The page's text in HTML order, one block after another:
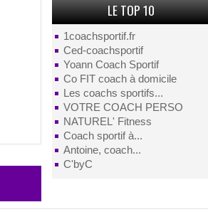
LE TOP 10
1coachsportif.fr
Ced-coachsportif
Yoann Coach Sportif
Co FIT coach à domicile
Les coachs sportifs...
VOTRE COACH PERSO
NATUREL' Fitness
Coach sportif à...
Antoine, coach...
C'byC